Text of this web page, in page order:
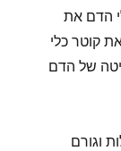
הדם את
קוטר כלי
של הדם
כ-50% מהמחלות וגורם